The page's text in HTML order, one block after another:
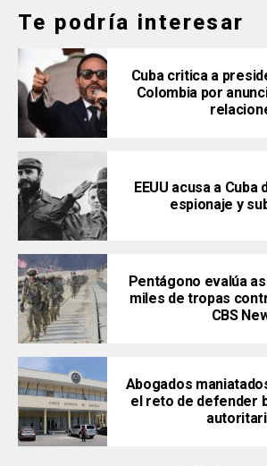
Te podría interesar
Cuba critica a
Colombia por
EEUU acusa a Cuba
espionaje y
Pentágono evalúa
miles de tropas
CBS
Abogados
el reto de defender